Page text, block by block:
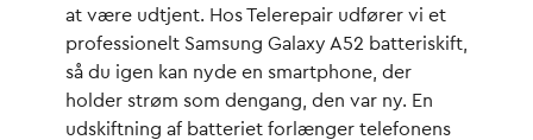
at være udtjent. Hos Telerepair udfører vi et
professionelt Samsung Galaxy A52 batteriskift,
så du igen kan nyde en smartphone, der
holder strøm som dengang, den var ny. En
udskiftning af batteriet forlænger telefonens